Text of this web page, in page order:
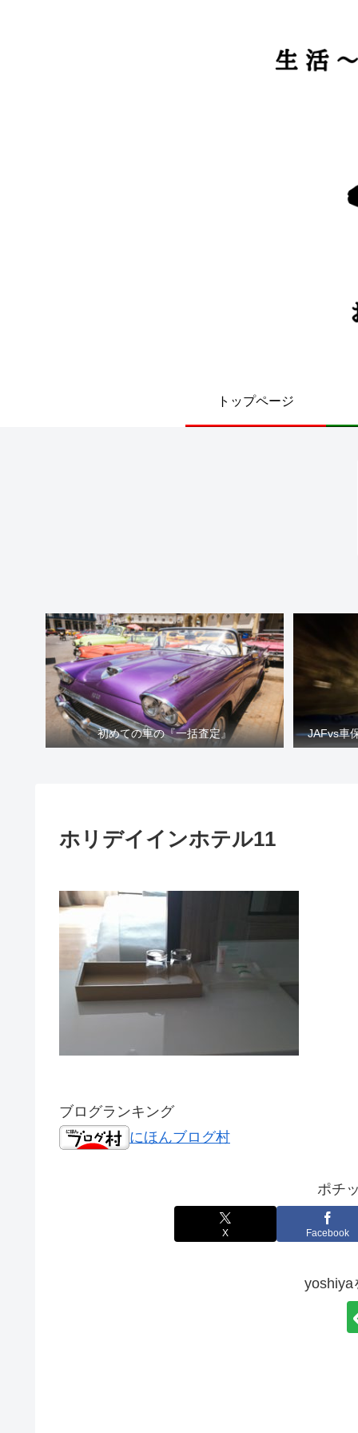
トップページ
初めての車の『一括査定』 JAFvs車
ホリデイインホテル11
ブログランキング
にほんブログ村
ポチ
X Facebook
yoshiya